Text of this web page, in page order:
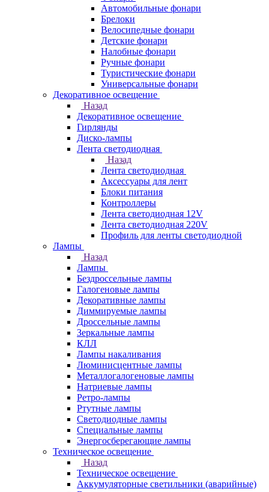
Автомобильные фонари
Брелоки
Велосипедные фонари
Детские фонари
Налобные фонари
Ручные фонари
Туристические фонари
Универсальные фонари
Декоративное освещение
Назад
Декоративное освещение
Гирлянды
Диско-лампы
Лента светодиодная
Назад
Лента светодиодная
Аксессуары для лент
Блоки питания
Контроллеры
Лента светодиодная 12V
Лента светодиодная 220V
Профиль для ленты светодиодной
Лампы
Назад
Лампы
Бездроссельные лампы
Галогеновые лампы
Декоративные лампы
Диммируемые лампы
Дроссельные лампы
Зеркальные лампы
КЛЛ
Лампы накаливания
Люминисцентные лампы
Металлогалогеновые лампы
Натриевые лампы
Ретро-лампы
Ртутные лампы
Светодиодные лампы
Специальные лампы
Энергосберегающие лампы
Техническое освещение
Назад
Техническое освещение
Аккумуляторные светильники (аварийные)